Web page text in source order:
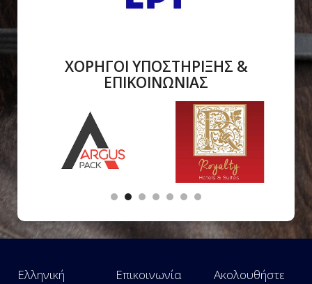
ΧΟΡΗΓΟΙ ΥΠΟΣΤΗΡΙΞΗΣ &
ΕΠΙΚΟΙΝΩΝΙΑΣ
Ελληνική
Επικοινωνία
Ακολουθήστε